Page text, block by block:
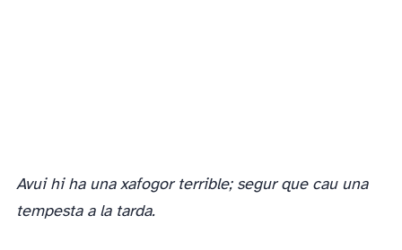
Avui hi ha una xafogor terrible; segur que cau una
tempesta a la tarda.